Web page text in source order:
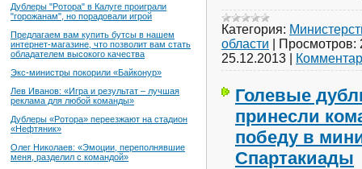
Дублеры "Ротора" в Калуге проиграли
"горожанам", но порадовали игрой
Предлагаем вам купить бутсы в нашем
интернет-магазине, что позволит вам стать
обладателем высокого качества
Экс-министры покорили «Байконур»
Лев Иванов: «Игра и результат – лучшая
реклама для любой команды»
Дублеры «Ротора» переезжают на стадион
«Нефтяник»
Олег Николаев: «Эмоции, переполнявшие
меня, разделил с командой»
Категория:
области
Просмотров:
25.12.2013
Голевые
принесли
победу в
Спартакиады